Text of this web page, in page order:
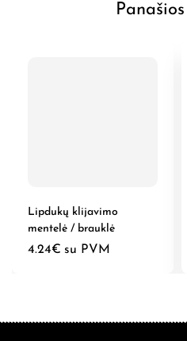
Lipdukų klijavimo
mentelė / brauklė
4.24€ su PVM